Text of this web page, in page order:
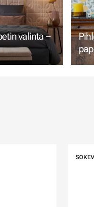
valinta –